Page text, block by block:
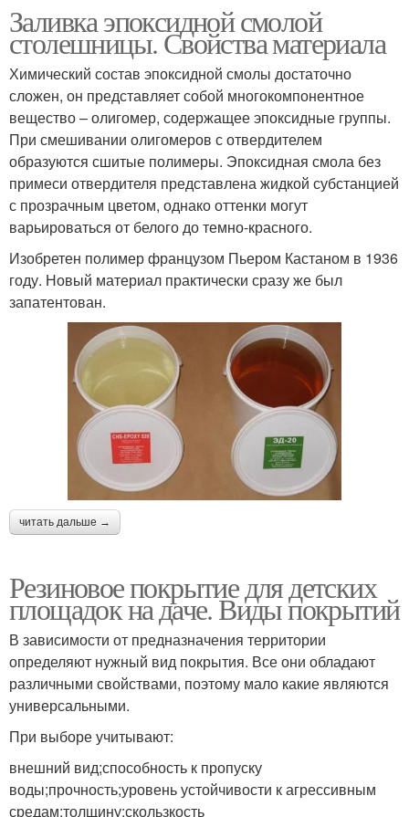
Заливка эпоксидной смолой
столешницы. Свойства материала
Химический состав эпоксидной смолы достаточно
сложен, он представляет собой многокомпонентное
вещество – олигомер, содержащее эпоксидные группы.
При смешивании олигомеров с отвердителем
образуются сшитые полимеры. Эпоксидная смола без
примеси отвердителя представлена жидкой субстанцией
с прозрачным цветом, однако оттенки могут
варьироваться от белого до темно-красного.
Изобретен полимер французом Пьером Кастаном в 1936
году. Новый материал практически сразу же был
запатентован.
читать дальше →
Резиновое покрытие для детских
площадок на даче. Виды покрытий
В зависимости от предназначения территории
определяют нужный вид покрытия. Все они обладают
различными свойствами, поэтому мало какие являются
универсальными.
При выборе учитывают:
внешний вид;способность к пропуску
воды;прочность;уровень устойчивости к агрессивным
средам;толщину;скользкость